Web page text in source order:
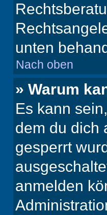
unten
Nach oben
» Warum
Es kann
dem du dich
gesperrt
anmelden